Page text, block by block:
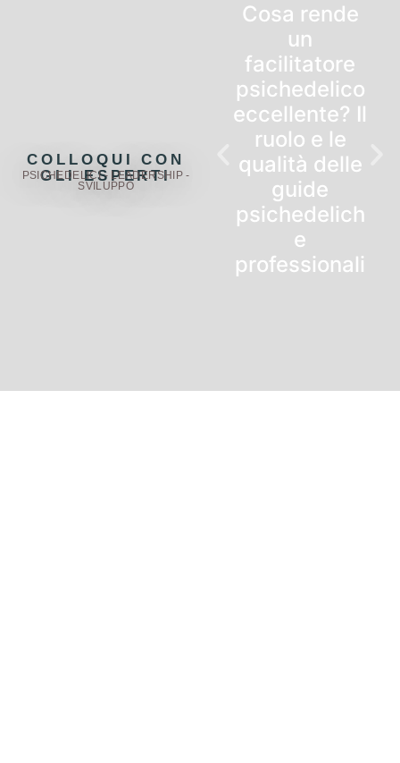
COLLOQUI CON
GLI ESPERTI
PSICHEDELICI - LEADERSHIP -
SVILUPPO
Cosa rende
un
facilitatore
psichedelico
eccellente? Il
ruolo e le
qualità delle
guide
psichedelich
e
professionali